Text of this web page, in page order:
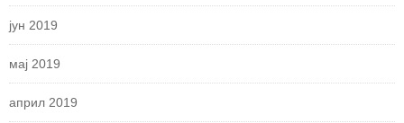
јун 2019
мај 2019
април 2019